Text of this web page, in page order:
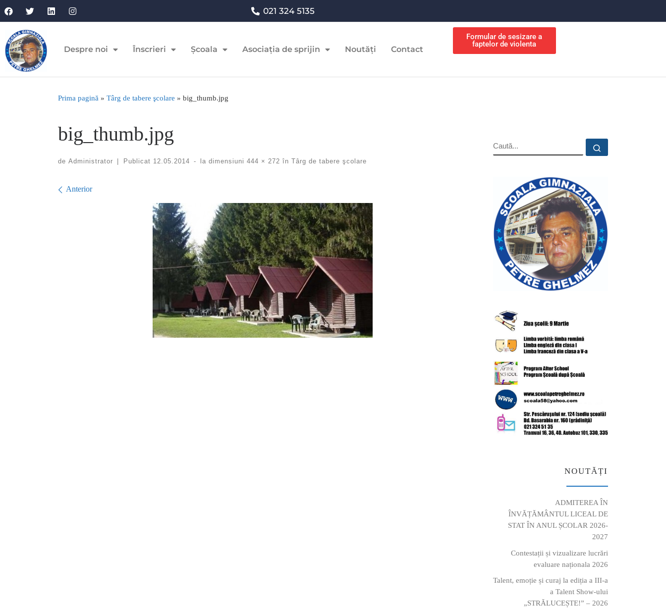
021 324 5135
Despre noi Înscrieri Școala Asociația de sprijin Noutăți Contact
Formular de sesizare a
faptelor de violenta
Prima pagină » Târg de tabere şcolare » big_thumb.jpg
big_thumb.jpg
de Administrator | Publicat 12.05.2014 - la dimensiuni 444 × 272 în Târg de tabere şcolare
Navigare în imagini
Anterior
NOUTĂȚI
ADMITEREA ÎN
ÎNVĂȚĂMÂNTUL LICEAL DE
STAT ÎN ANUL ȘCOLAR 2026-
2027
Contestații și vizualizare lucrări
evaluare naționala 2026
Talent, emoție și curaj la ediția a III-a
a Talent Show-ului
„STRĂLUCEȘTE!” – 2026